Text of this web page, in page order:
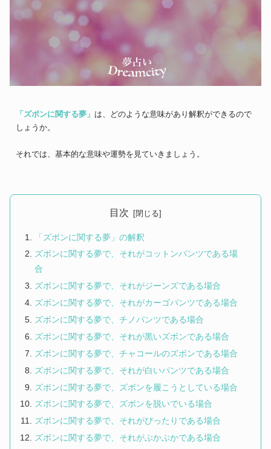
「ズボンに関する夢」 は、どのような意味があり解釈ができるので
しょうか。
それでは、基本的な意味や運勢を見ていきましょう。
目次
「ズボンに関する夢」の解釈
ズボンに関する夢で、それがコットンパンツである場
合
ズボンに関する夢で、それがジーンズである場合
ズボンに関する夢で、それがカーゴパンツである場合
ズボンに関する夢で、チノパンツである場合
ズボンに関する夢で、それが黒いズボンである場合
ズボンに関する夢で、チャコールのズボンである場合
ズボンに関する夢で、それが白いパンツである場合
ズボンに関する夢で、ズボンを履こうとしている場合
ズボンに関する夢で、ズボンを脱いでいる場合
ズボンに関する夢で、それがぴったりである場合
ズボンに関する夢で、それがぶかぶかである場合